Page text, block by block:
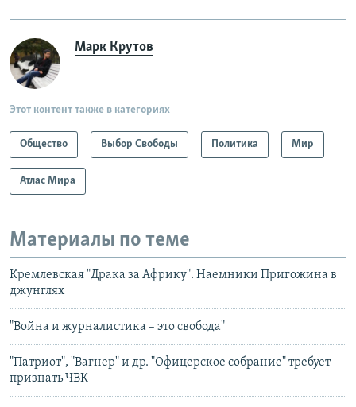
Марк Крутов
Этот контент также в категориях
Общество Выбор Свободы Политика Мир
Атлас Мира
Материалы по теме
Кремлевская "Драка за Африку". Наемники Пригожина в
джунглях
"Война и журналистика – это свобода"
"Патриот", "Вагнер" и др. "Офицерское собрание" требует
признать ЧВК